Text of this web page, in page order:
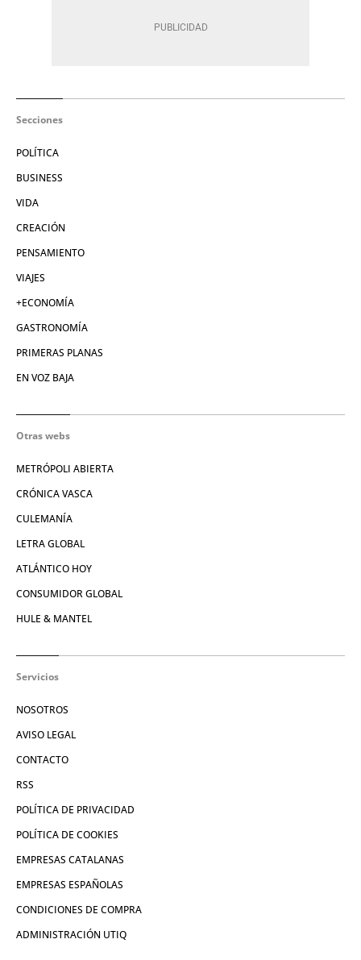
Secciones
POLÍTICA
BUSINESS
VIDA
CREACIÓN
PENSAMIENTO
VIAJES
+ECONOMÍA
GASTRONOMÍA
PRIMERAS PLANAS
EN VOZ BAJA
Otras webs
METRÓPOLI ABIERTA
CRÓNICA VASCA
CULEMANÍA
LETRA GLOBAL
ATLÁNTICO HOY
CONSUMIDOR GLOBAL
HULE & MANTEL
Servicios
NOSOTROS
AVISO LEGAL
CONTACTO
RSS
POLÍTICA DE PRIVACIDAD
POLÍTICA DE COOKIES
EMPRESAS CATALANAS
EMPRESAS ESPAÑOLAS
CONDICIONES DE COMPRA
ADMINISTRACIÓN UTIQ